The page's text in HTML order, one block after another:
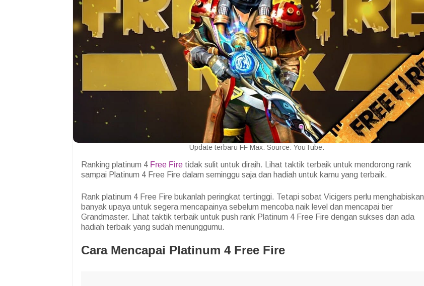
Update terbaru FF Max. Source: YouTube.
Ranking platinum 4 Free Fire tidak sulit untuk diraih. Lihat taktik terbaik untuk mendorong rank
sampai Platinum 4 Free Fire dalam seminggu saja dan hadiah untuk kamu yang terbaik.
Rank platinum 4 Free Fire bukanlah peringkat tertinggi. Tetapi sobat Vicigers perlu menghabiskan
banyak upaya untuk segera mencapainya sebelum mencoba naik level dan mencapai tier
Grandmaster. Lihat taktik terbaik untuk push rank Platinum 4 Free Fire dengan sukses dan ada
hadiah terbaik yang sudah menunggumu.
Cara Mencapai Platinum 4 Free Fire